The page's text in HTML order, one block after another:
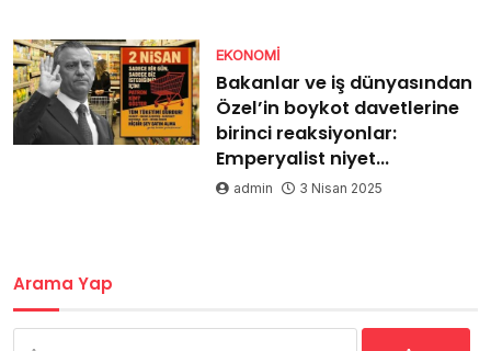
EKONOMI
Bakanlar ve iş dünyasından
Özel’in boykot davetlerine
birinci reaksiyonlar:
Emperyalist niyet…
admin 3 Nisan 2025
Arama Yap